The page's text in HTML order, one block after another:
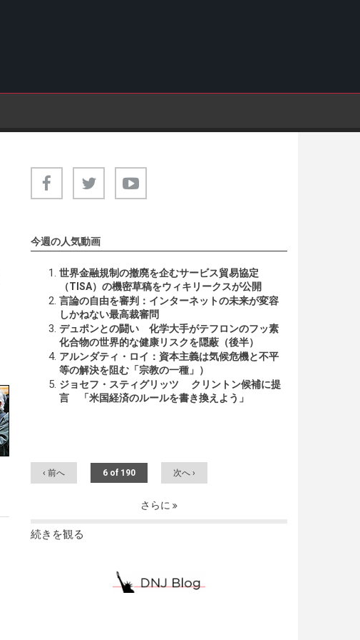
今週の人気動画
世界金融規制の撤廃を企むサービス貿易協定
（TISA）の機密草稿をウィキリークスが公開
言論の自由を審判：インターネットの未来が変容
しかねない最高裁審問
デュポンとの闘い 化学大手がテフロンのフッ素
化合物の世界的な健康リスクを隠蔽（後半）
アルンダティ・ロイ：資本主義は気候危機と不平
等の解決を阻む「宗教の一種」）
ジョセフ・スティグリッツ クリントン候補に提
言 「米国経済のルールを書き換えよう」
‹ 前へ 6 of 190 次へ ›
さらに
続きを観る